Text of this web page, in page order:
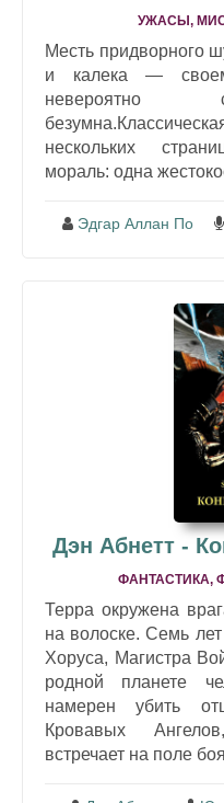
УЖАСЫ,
Месть придворного
и калека —
невероятно
нескольких
мораль: одна
Эдгар Аллан По
Дэн Абнетт -
ФАНТАСТИКА,
Терра окружена
на волоске. Семь
Хоруса, Магистра
родной планете
намерен убить
Кровавых
встречает на поле